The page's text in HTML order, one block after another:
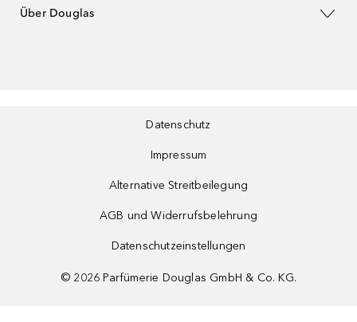
Über Douglas
Datenschutz
Impressum
Alternative Streitbeilegung
AGB und Widerrufsbelehrung
Datenschutzeinstellungen
© 2026 Parfümerie Douglas GmbH & Co. KG.